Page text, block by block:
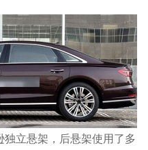
立悬架，后悬架使用了多